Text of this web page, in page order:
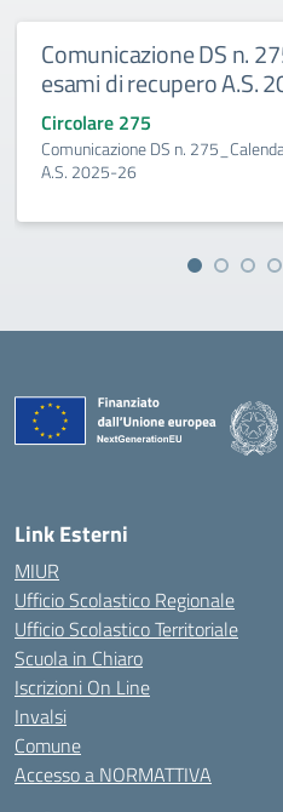
Comunicazione DS n.
esami di recupero A.S.
Circolare 275
Comunicazione DS n.
A.S. 2025-26
Link Esterni
MIUR
Ufficio Scolastico Regionale
Ufficio Scolastico Territoriale
Scuola in Chiaro
Iscrizioni On Line
Invalsi
Comune
Accesso a NORMATTIVA